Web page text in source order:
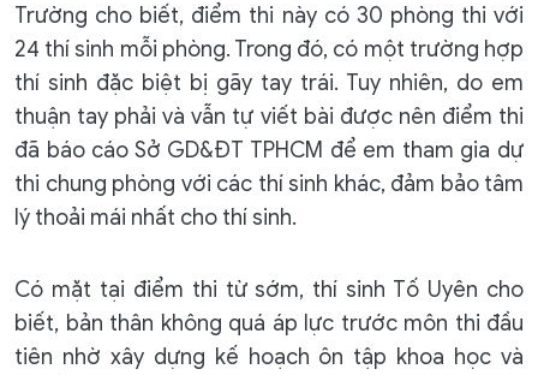
Trường cho biết, điểm thi này có 30 phòng thi với
24 thí sinh mỗi phòng. Trong đó, có một trường hợp
thí sinh đặc biệt bị gãy tay trái. Tuy nhiên, do em
thuận tay phải và vẫn tự viết bài được nên điểm thi
đã báo cáo Sở GD&ĐT TPHCM để em tham gia dự
thi chung phòng với các thí sinh khác, đảm bảo tâm
lý thoải mái nhất cho thí sinh.
Có mặt tại điểm thi từ sớm, thí sinh Tố Uyên cho
biết, bản thân không quá áp lực trước môn thi đầu
tiên nhờ xây dựng kế hoạch ôn tập khoa học và